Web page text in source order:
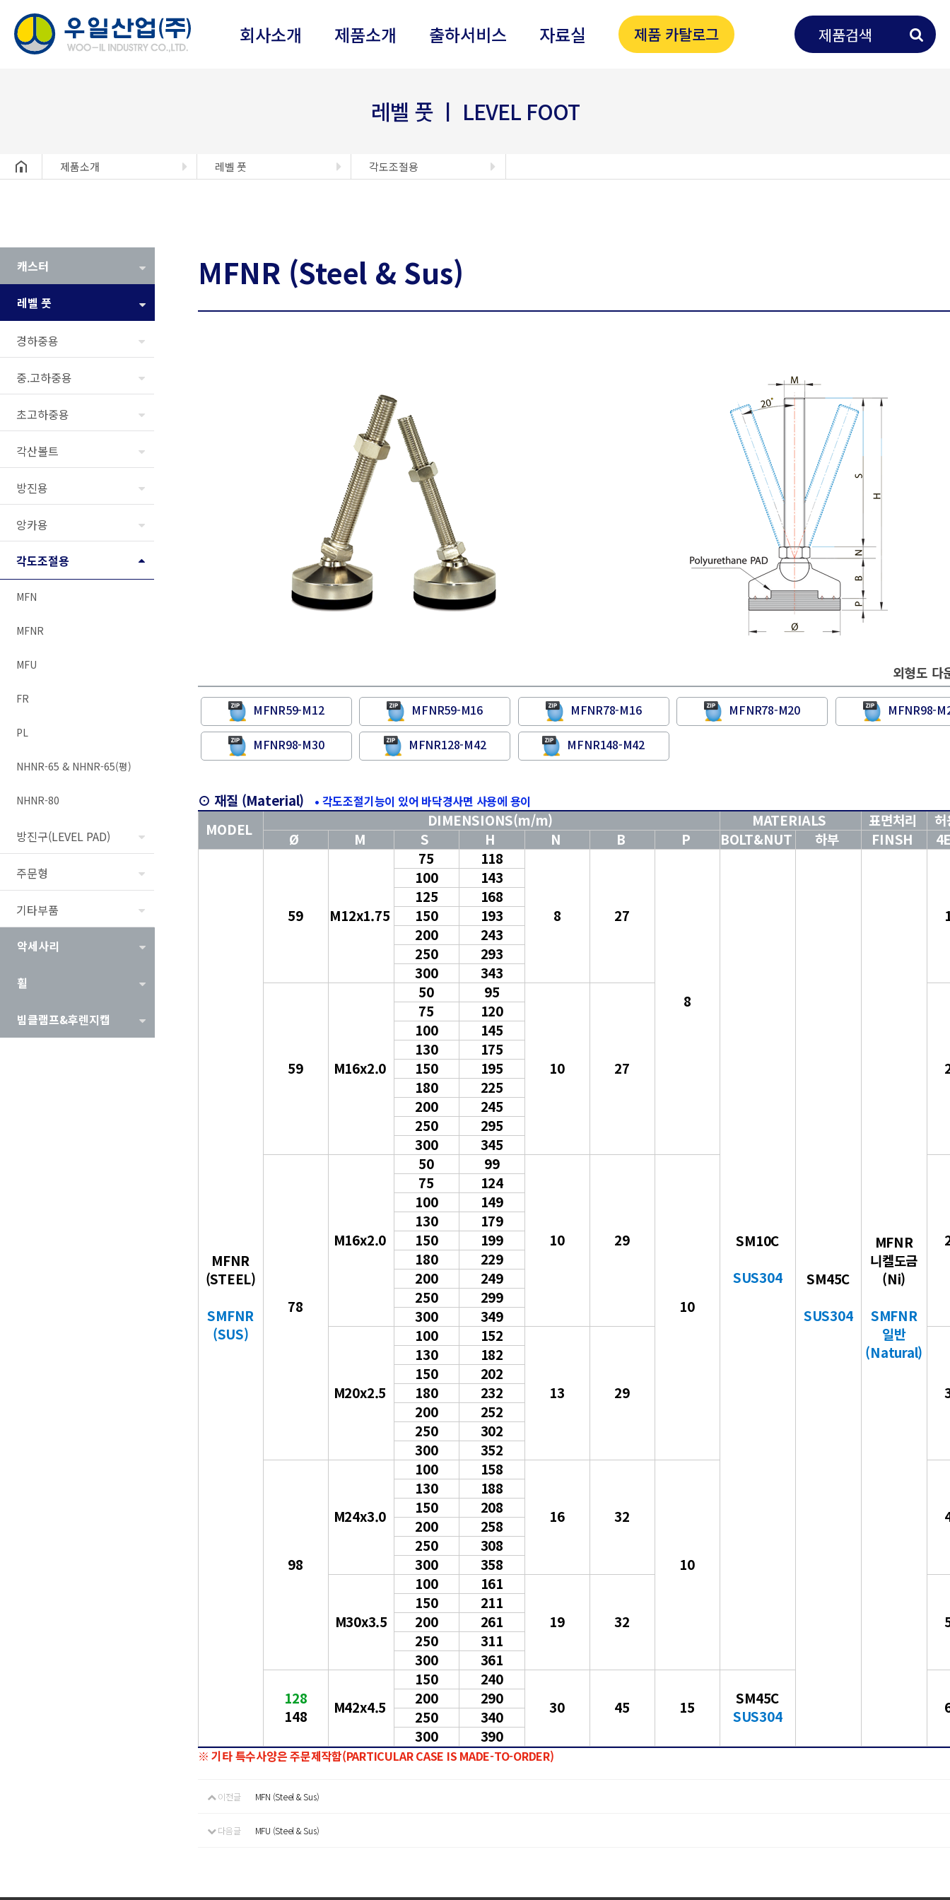
회사소개 제품소개 출하서비스 자료실 제품 카탈로그
레벨 풋 ㅣ LEVEL FOOT
헤더설정 제품소개 레벨 풋 각도조절용
캐스터
레벨 풋
경하중용
중.고하중용
초고하중용
각산볼트
방진용
앙카용
각도조절용
MFN
MFNR
MFU
FR
PL
NHNR-65 & NHNR-65(평)
NHNR-80
방진구(LEVEL PAD)
주문형
기타부품
악세사리
휠
빔클램프&후렌지캡
MFNR (Steel & Sus)
외형도 다
MFNR59-M12 MFNR59-M16 MFNR78-M16 MFNR78-M20 MFNR98-
MFNR98-M30 MFNR128-M42 MFNR148-M42
⊙ 재질 (Material) • 각도조절기능이 있어 바닥경사면 사용에 용이
MODEL DIMENSIONS(m/m) MATERIALS 표면처리
Ø
M S H N B P BOLT&NUT 하부 FINSH
MFNR
(STEEL)
SMFNR
(SUS)
59 M12x1.75
75 118
8 27
8
SM10C
SUS304
SM45C
SUS304
MFNR
니켈도금
(Ni)
SMFNR
일반
(Natural)
100
143
125
168
150
193
200
243
250
293
300
343
59 M16x2.0
50 95
10 27
75
120
100
145
130
175
150
195
180
225
200
245
250
295
300
345
78
M16x2.0
50 99
10 29
10
75
124
100
149
130
179
150
199
180
229
200
249
250
299
300
349
M20x2.5
100 152
13 29
130
182
150
202
180
232
200
252
250
302
300
352
98
M24x3.0
100 158
16 32
10
130
188
150
208
200
258
250
308
300
358
M30x3.5
100
161
19
32
150
211
200
261
250
311
300
361
128
148
M42x4.5
150
240
30
45 15
SM45C
SUS304
200
290
250
340
300
390
※ 기타 특수사양은 주문제작함(PARTICULAR CASE IS MADE-TO-ORDER)
이전글 MFN (Steel & Sus)
다음글 MFU (Steel & Sus)